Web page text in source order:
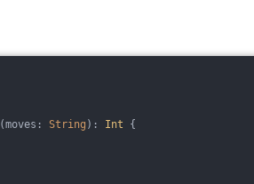
(moves: String ) : Int {